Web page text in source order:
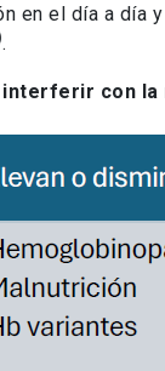
en el día a día
.
con la